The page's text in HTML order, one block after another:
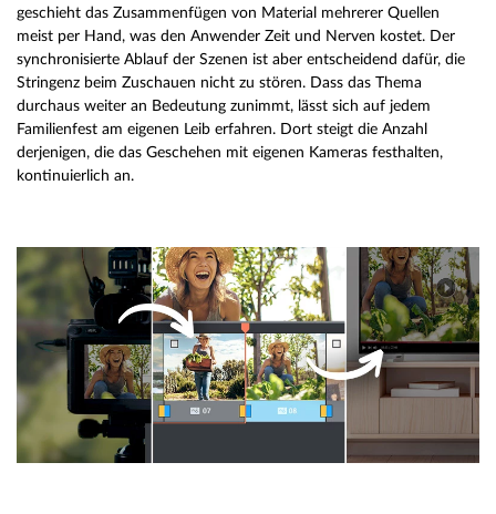
geschieht das Zusammenfügen von Material mehrerer Quellen
meist per Hand, was den Anwender Zeit und Nerven kostet. Der
synchronisierte Ablauf der Szenen ist aber entscheidend dafür, die
Stringenz beim Zuschauen nicht zu stören. Dass das Thema
durchaus weiter an Bedeutung zunimmt, lässt sich auf jedem
Familienfest am eigenen Leib erfahren. Dort steigt die Anzahl
derjenigen, die das Geschehen mit eigenen Kameras festhalten,
kontinuierlich an.